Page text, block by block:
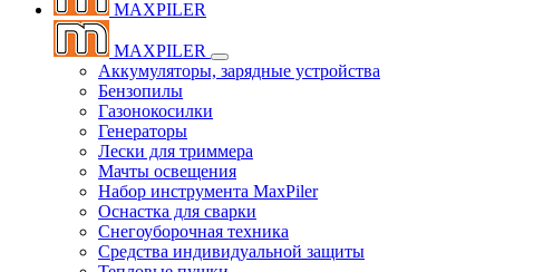
MAXPILER
MAXPILER
Аккумуляторы, зарядные устройства
Бензопилы
Газонокосилки
Генераторы
Лески для триммера
Мачты освещения
Набор инструмента MaxPiler
Оснастка для сварки
Снегоуборочная техника
Средства индивидуальной защиты